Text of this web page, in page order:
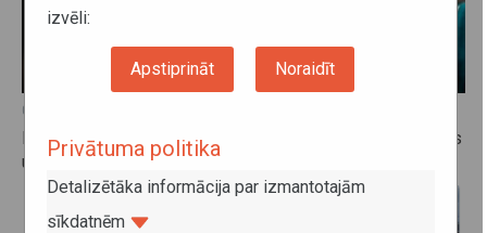
09. novembris 2023, 15:36
Novembra svētkos Goda ģimenes reģionālajos autobusos
un vilcienos brauc bez maksas
izvēli:
Apstiprināt Noraidīt
Privātuma politika
Detalizētāka informācija par izmantotajām
sīkdatnēm